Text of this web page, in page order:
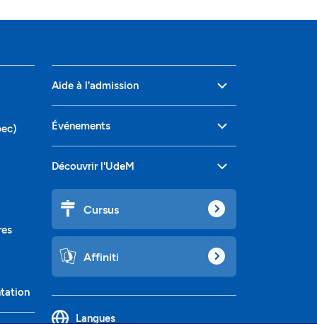
Aide à l'admission
Événements
Découvrir l'UdeM
Cursus
Affiniti
Langues